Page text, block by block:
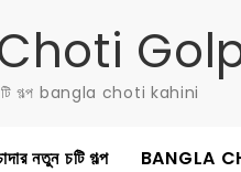
চটি গল্প bangla choti kahini
নতুন চটি গল্প BANGLA